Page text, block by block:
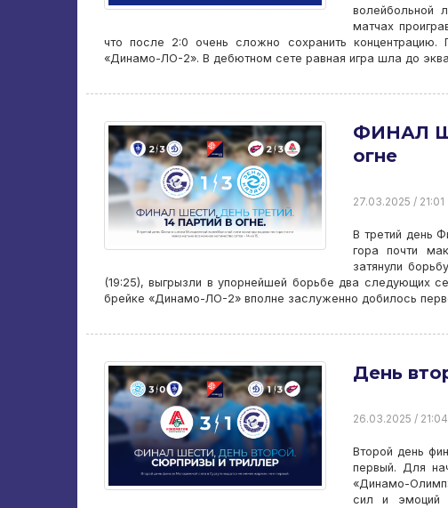
волейбольной
матчах
что после 2:0 очень сложно сохранить
«Динамо-ЛО-2». В дебютном сете равная игра шла до
ФИНАЛ
огне
27.03.2025 / 21:01
В третий день
гора почти
затянули
(19:25), выгрызли в упорнейшей борьбе два следующих
брейке «Динамо-ЛО-2» вполне заслуженно добилось
День
26.03.2025 / 21:04
Второй день
первый. Для
«Динамо-
сил и эмоций